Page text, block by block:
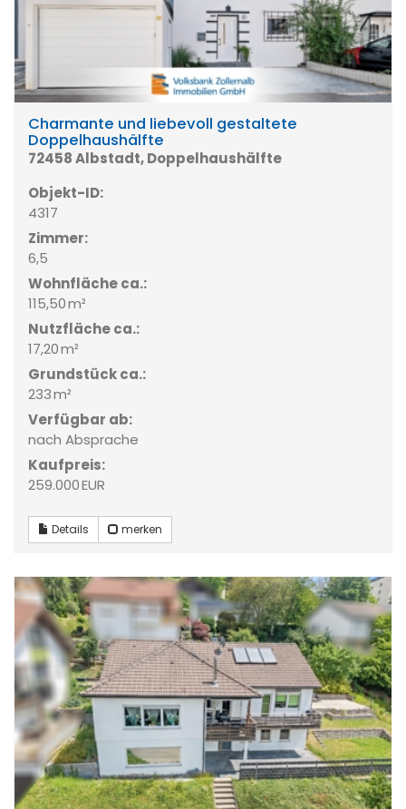
Charmante und liebevoll gestaltete
Doppelhaushälfte
72458 Albstadt, Doppelhaushälfte
Objekt-ID:
4317
Zimmer:
6,5
Wohnfläche ca.:
115,50 m²
Nutzfläche ca.:
17,20 m²
Grund­stück ca.:
233 m²
Verfügbar ab:
nach Absprache
Kaufpreis:
259.000 EUR
Details merken